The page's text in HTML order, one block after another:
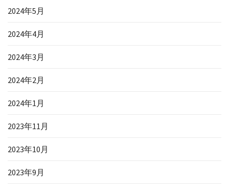
2024年5月
2024年4月
2024年3月
2024年2月
2024年1月
2023年11月
2023年10月
2023年9月